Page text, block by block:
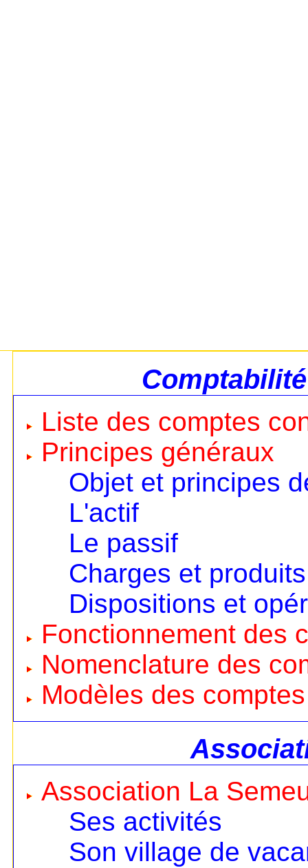
Liste des comptes
Principes généraux
Objet et principes
L'actif
Le passif
Charges et produits
Dispositions et
Fonctionnement des
Nomenclature des
Modèles des
Association La
Ses activités
Son village de